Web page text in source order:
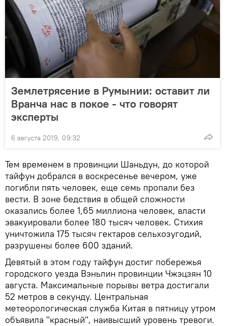
Землетрясение в Румынии: оставит ли
Вранча нас в покое - что говорят
эксперты
6 августа 2019, 09:32
Тем временем в провинции Шаньдун, до которой
тайфун добрался в воскресенье вечером, уже
погибли пять человек, еще семь пропали без
вести. В зоне бедствия в общей сложности
оказались более 1,65 миллиона человек, власти
эвакуировали более 180 тысяч человек. Стихия
уничтожила 175 тысяч гектаров сельхозугодий,
разрушены более 600 зданий.
Девятый в этом году тайфун достиг побережья
городского уезда Вэньлин провинции Чжэцзян 10
августа. Максимальные порывы ветра достигали
52 метров в секунду. Центральная
метеорологическая служба Китая в пятницу утром
объявила "красный", наивысший уровень тревоги.